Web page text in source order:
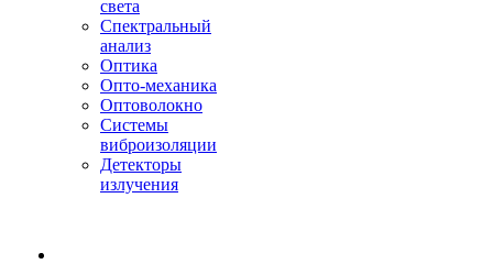
света
Спектральный
анализ
Оптика
Опто-механика
Оптоволокно
Системы
виброизоляции
Детекторы
излучения